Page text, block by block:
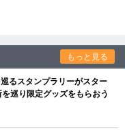
もっと見る
るスタンプラリーがスター
巡り限定グッズをもらおう